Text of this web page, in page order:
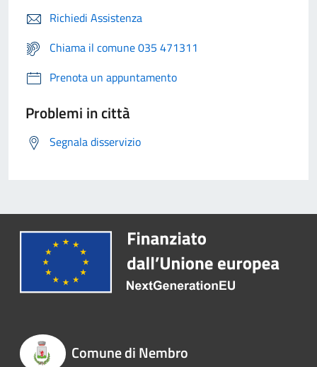
Richiedi Assistenza
Chiama il comune 035 471311
Prenota un appuntamento
Problemi in città
Segnala disservizio
Comune di Nembro